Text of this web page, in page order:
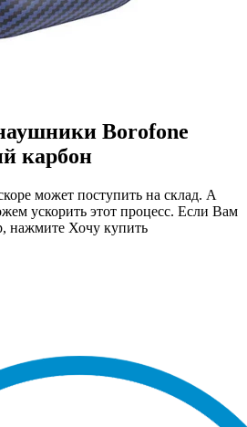
Borofone
карбон
может поступить на склад. А
ускорить этот процесс. Если Вам
нажмите Хочу купить